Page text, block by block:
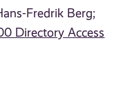
Fredrik Berg;
Directory Access